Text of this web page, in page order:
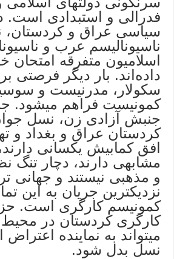
فدرالی و استبدادی است.
سیاسی عراق و کردستان،
ناسیونالیسم عرب و
اسلامیون متفرقه امتحان
داده‌اند. بار دیگر فرصتی
سکولار، مدرنیست و
کمونیست فراهم میشود.
جنبش آزادی زن، نسل
کردستان عراق و بغداد و
افق کمابیش یکسانی
مشابهی دارند، دچار تنگ
و مذهبی نیستند و جهانی
نزدیکترین جریان به این
کمونیسم کارگری است.
کارگری کردستان در محیط
میتواند به نماینده
نسل بدل شود.